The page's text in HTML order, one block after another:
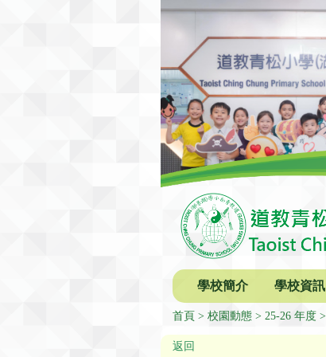
學校簡介 學校資訊
首頁 校園動態 25-26 年度
返回